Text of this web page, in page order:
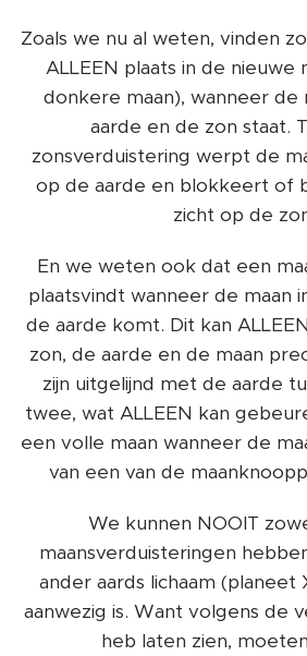
Zoals we nu al weten, vinden
ALLEEN plaats in de nieuwe
donkere maan), wanneer de
aarde en de zon staat.
zonsverduistering werpt de
op de aarde en blokkeert of
zicht op de
En we weten ook dat een
plaatsvindt wanneer de maan
de aarde komt. Dit kan
zon, de aarde en de maan
zijn uitgelijnd met de aarde
twee, wat ALLEEN kan
een volle maan wanneer de
van een van de
We kunnen NOOIT
maansverduisteringen
ander aards lichaam (planeet
aanwezig is. Want volgens de
heb laten zien,